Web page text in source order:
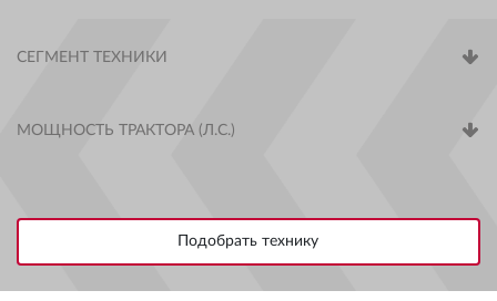
СЕГМЕНТ ТЕХНИКИ
МОЩНОСТЬ ТРАКТОРА (Л.С.)